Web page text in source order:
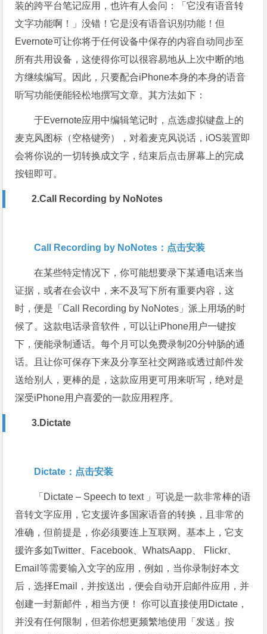
装的跨平台笔记应用，也许有人会问：「它没有语音转
文字功能啊！」没错！它是没有语音识别功能！但
Evernote可让你将于任何设备中保存的内容自动同步至
所有共用设备，这使得你可以很容易地从上次中断的地
方继续编写。因此，只要配合iPhone本身的本身的语音
听写功能便能轻松地撰写文章。其方法如下：
于Evernote应用中编辑笔记时，点选虚拟键盘上的
麦克风图标（空格键旁），对着麦克风说话，iOS装置即
会将你说的一切转换成文字，结束后点击屏幕上的完成
按钮即可。
2.Call Recording by NoNotes
Call Recording by NoNotes：点击安装
在某些特定情况下，你可能想要录下某通电话来当
证据，或者在会议中，来不及写下所有重要内容，这
时，便是「Call Recording by NoNotes」派上用场的时
候了。这款电话录音软件，可以让iPhone用户一键按
下，便能录制通话。每个月可以免费录制20分钟肠的通
话。且让你可保存下来及分享至社交网路或透过邮件发
送给别人，更棒的是，这款应用更可用来听写，绝对是
深受iPhone用户喜爱的一款应用程序。
3.Dictate
Dictate：点击安装
「Dictate – Speech to text 」可说是一款非常棒的语
音转文字应用，它支援许多国家语音的转换，且非常的
准确，但前提是，你必须要连上互联网。基本上，它支
援许多如Twitter、Facebook、WhatsAapp、 Flickr、
Email等需要输入文字的应用，例如，当你录制好本文
后，选择Email，并按送出，便会自动开启邮件应用，并
创建一封新邮件，相当方便！ 你可以直接使用Dictate，
并没有任何限制，但若你想更频繁地使用「发送」按